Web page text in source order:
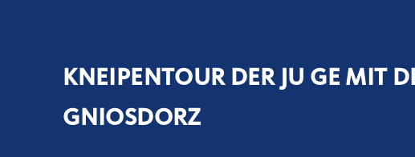
KNEIPENTOUR DER JU GE MIT
GNIOSDORZ